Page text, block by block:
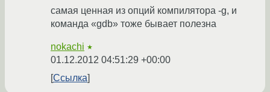
самая ценная из опций компилятора -g, и
команда «gdb» тоже бывает полезна
nokachi ★
01.12.2012 04:51:29 +00:00
Ссылка